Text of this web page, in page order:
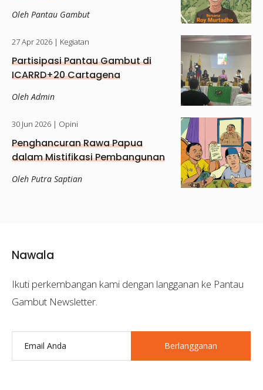
Oleh Pantau Gambut
27 Apr 2026 | Kegiatan
Partisipasi Pantau Gambut di
ICARRD+20 Cartagena
Oleh Admin
30 Jun 2026 | Opini
Penghancuran Rawa Papua
dalam Mistifikasi Pembangunan
Oleh Putra Saptian
Nawala
Ikuti perkembangan kami dengan langganan ke Pantau
Gambut Newsletter.
Berlangganan